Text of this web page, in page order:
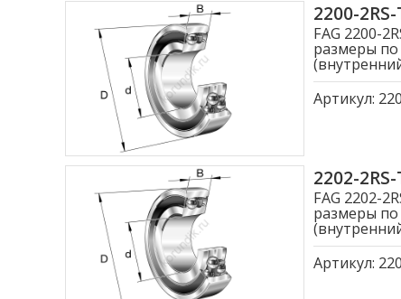
2200-
FAG 2200-
размеры по
Артикул:
2202-
FAG 2202-
размеры по
Артикул: